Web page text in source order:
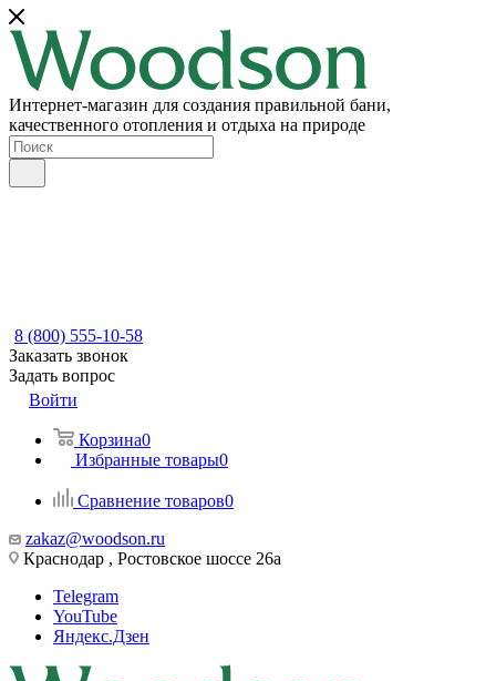
Интернет-магазин для создания правильной бани,
качественного отопления и отдыха на природе
8 (800) 555-10-58
Заказать звонок
Задать вопрос
Войти
Корзина0
Избранные товары0
Сравнение товаров0
zakaz@woodson.ru
Краснодар , Ростовское шоссе 26а
Telegram
YouTube
Яндекс.Дзен